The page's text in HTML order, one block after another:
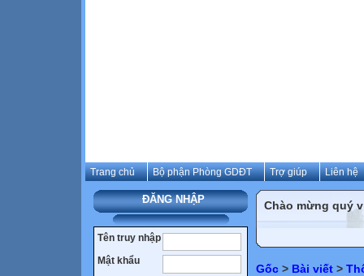
Trang chủ Bộ phận Phòng GDĐT Trợ giúp Liên hệ
ĐĂNG NHẬP
Tên truy nhập
Mật khẩu
Chào mừng quý
Gốc > Bài viết >